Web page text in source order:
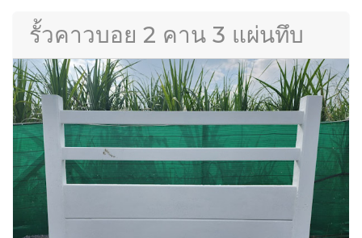
รั้วคาวบอย 2 คาน 3 แผ่นทึบ